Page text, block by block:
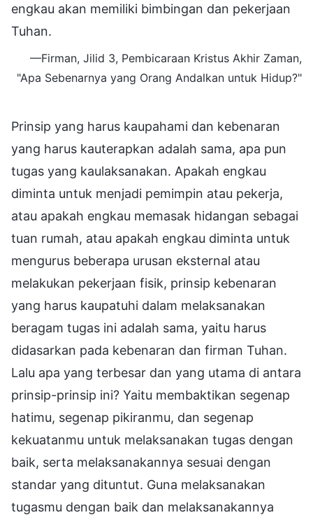
engkau akan memiliki bimbingan dan pekerjaan
Tuhan.
—Firman, Jilid 3, Pembicaraan Kristus Akhir Zaman,
"Apa Sebenarnya yang Orang Andalkan untuk Hidup?"
Prinsip yang harus kaupahami dan kebenaran
yang harus kauterapkan adalah sama, apa pun
tugas yang kaulaksanakan. Apakah engkau
diminta untuk menjadi pemimpin atau pekerja,
atau apakah engkau memasak hidangan sebagai
tuan rumah, atau apakah engkau diminta untuk
mengurus beberapa urusan eksternal atau
melakukan pekerjaan fisik, prinsip kebenaran
yang harus kaupatuhi dalam melaksanakan
beragam tugas ini adalah sama, yaitu harus
didasarkan pada kebenaran dan firman Tuhan.
Lalu apa yang terbesar dan yang utama di antara
prinsip-prinsip ini? Yaitu membaktikan segenap
hatimu, segenap pikiranmu, dan segenap
kekuatanmu untuk melaksanakan tugas dengan
baik, serta melaksanakannya sesuai dengan
standar yang dituntut. Guna melaksanakan
tugasmu dengan baik dan melaksanakannya